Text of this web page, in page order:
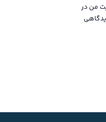
من در